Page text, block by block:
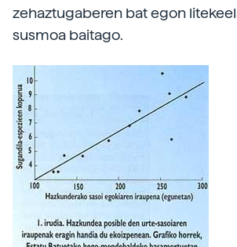
zehaztugaberen bat egon
susmoa baitago.